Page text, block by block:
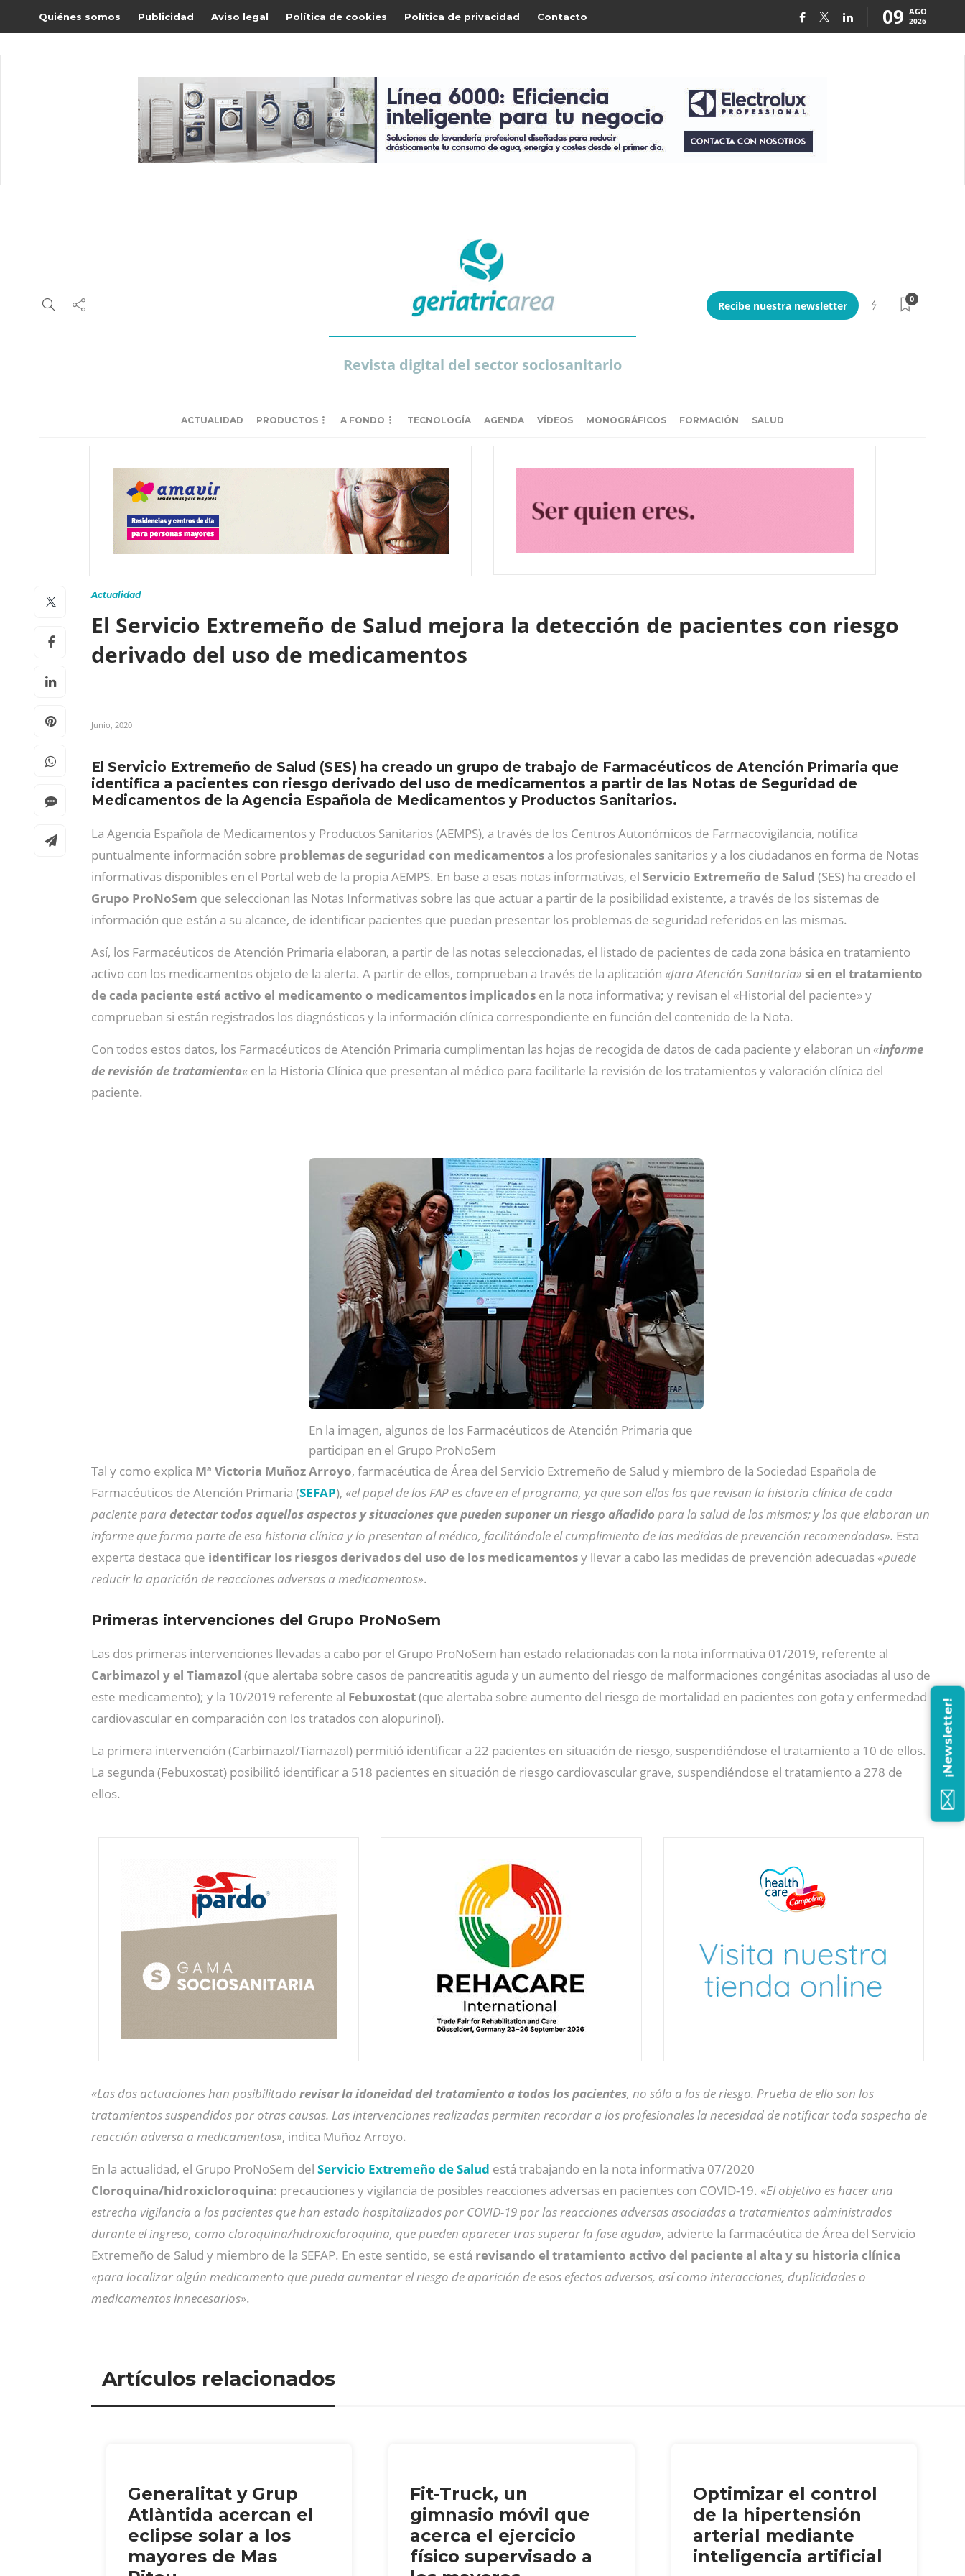
Quiénes somos Publicidad Aviso legal Política de cookies Política de privacidad Contacto 09 AGO
2026
Revista digital del sector sociosanitario
Recibe nuestra newsletter
0
ACTUALIDAD PRODUCTOS A FONDO TECNOLOGÍA AGENDA VÍDEOS MONOGRÁFICOS FORMACIÓN SALUD
Actualidad
El Servicio Extremeño de Salud mejora la detección de pacientes con riesgo
derivado del uso de medicamentos
Junio, 2020
El Servicio Extremeño de Salud (SES) ha creado un grupo de trabajo de Farmacéuticos de Atención Primaria que
identifica a pacientes con riesgo derivado del uso de medicamentos a partir de las Notas de Seguridad de
Medicamentos de la Agencia Española de Medicamentos y Productos Sanitarios.
La Agencia Española de Medicamentos y Productos Sanitarios (AEMPS), a través de los Centros Autonómicos de Farmacovigilancia, notifica
puntualmente información sobre problemas de seguridad con medicamentos a los profesionales sanitarios y a los ciudadanos en forma de Notas
informativas disponibles en el Portal web de la propia AEMPS. En base a esas notas informativas, el Servicio Extremeño de Salud (SES) ha creado el
Grupo ProNoSem que seleccionan las Notas Informativas sobre las que actuar a partir de la posibilidad existente, a través de los sistemas de
información que están a su alcance, de identificar pacientes que puedan presentar los problemas de seguridad referidos en las mismas.
Así, los Farmacéuticos de Atención Primaria elaboran, a partir de las notas seleccionadas, el listado de pacientes de cada zona básica en tratamiento
activo con los medicamentos objeto de la alerta. A partir de ellos, comprueban a través de la aplicación «Jara Atención Sanitaria» si en el tratamiento
de cada paciente está activo el medicamento o medicamentos implicados en la nota informativa; y revisan el «Historial del paciente» y
comprueban si están registrados los diagnósticos y la información clínica correspondiente en función del contenido de la Nota.
Con todos estos datos, los Farmacéuticos de Atención Primaria cumplimentan las hojas de recogida de datos de cada paciente y elaboran un «informe
de revisión de tratamiento« en la Historia Clínica que presentan al médico para facilitarle la revisión de los tratamientos y valoración clínica del
paciente.
En la imagen, algunos de los Farmacéuticos de Atención Primaria que
participan en el Grupo ProNoSem
Tal y como explica Mª Victoria Muñoz Arroyo, farmacéutica de Área del Servicio Extremeño de Salud y miembro de la Sociedad Española de
Farmacéuticos de Atención Primaria (SEFAP), «el papel de los FAP es clave en el programa, ya que son ellos los que revisan la historia clínica de cada
paciente para detectar todos aquellos aspectos y situaciones que pueden suponer un riesgo añadido para la salud de los mismos; y los que elaboran un
informe que forma parte de esa historia clínica y lo presentan al médico, facilitándole el cumplimiento de las medidas de prevención recomendadas». Esta
experta destaca que identificar los riesgos derivados del uso de los medicamentosy llevar a cabo las medidas de prevención adecuadas «puede
reducir la aparición de reacciones adversas a medicamentos».
Primeras intervenciones del Grupo ProNoSem
Las dos primeras intervenciones llevadas a cabo por el Grupo ProNoSem han estado relacionadas con la nota informativa 01/2019, referente al
Carbimazol y el Tiamazol (que alertaba sobre casos de pancreatitis aguda y un aumento del riesgo de malformaciones congénitas asociadas al uso de
este medicamento); y la 10/2019 referente al Febuxostat(que alertaba sobre aumento del riesgo de mortalidad en pacientes con gota y enfermedad
cardiovascular en comparación con los tratados con alopurinol).
La primera intervención (Carbimazol/Tiamazol) permitió identificar a 22 pacientes en situación de riesgo, suspendiéndose el tratamiento a 10 de ellos.
La segunda (Febuxostat) posibilitó identificar a 518 pacientes en situación de riesgo cardiovascular grave, suspendiéndose el tratamiento a 278 de
ellos.
«Las dos actuaciones han posibilitado revisar la idoneidad del tratamiento a todos los pacientes, no sólo a los de riesgo. Prueba de ello son los
tratamientos suspendidos por otras causas. Las intervenciones realizadas permiten recordar a los profesionales la necesidad de notificar toda sospecha de
reacción adversa a medicamentos», indica Muñoz Arroyo.
En la actualidad, el Grupo ProNoSem del Servicio Extremeño de Salud está trabajando en la nota informativa 07/2020
Cloroquina/hidroxicloroquina: precauciones y vigilancia de posibles reacciones adversas en pacientes con COVID-19. «El objetivo es hacer una
estrecha vigilancia a los pacientes que han estado hospitalizados por COVID-19 por las reacciones adversas asociadas a tratamientos administrados
durante el ingreso, como cloroquina/hidroxicloroquina, que pueden aparecer tras superar la fase aguda», advierte la farmacéutica de Área del Servicio
Extremeño de Salud y miembro de la SEFAP. En este sentido, se está revisando el tratamiento activo del paciente al alta y su historia clínica
«para localizar algún medicamento que pueda aumentar el riesgo de aparición de esos efectos adversos, así como interacciones, duplicidades o
medicamentos innecesarios».
Artículos relacionados
Generalitat y Grup
Atlàntida acercan el
eclipse solar a los
mayores de Mas
Fit-Truck, un
gimnasio móvil que
acerca el ejercicio
físico supervisado a
Optimizar el control
de la hipertensión
arterial mediante
inteligencia artificial
¡Newsletter!